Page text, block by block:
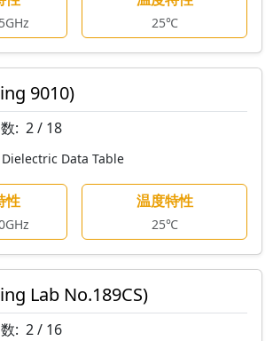
25℃
9010)
: 2 / 18
Data Table
性 温度特性
25℃
Lab No.189CS)
: 2 / 16